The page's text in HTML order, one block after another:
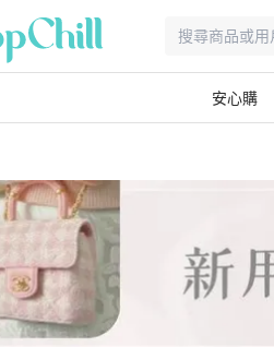
安心購